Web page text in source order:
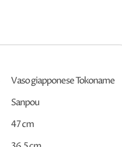
Vaso giapponese Tokoname
Sanpou
47 cm